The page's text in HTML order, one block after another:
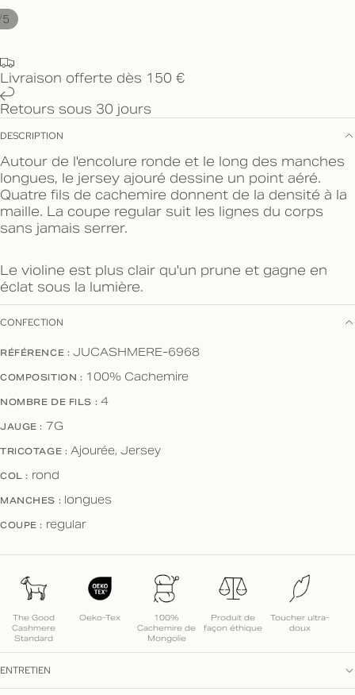
5
Livraison offerte dès 150 €
Retours sous 30 jours
DESCRIPTION
Autour de l'encolure ronde et le long des manches
longues, le jersey ajouré dessine un point aéré.
Quatre fils de cachemire donnent de la densité à la
maille. La coupe regular suit les lignes du corps
sans jamais serrer.
Le violine est plus clair qu'un prune et gagne en
éclat sous la lumière.
CONFECTION
RÉFÉRENCE : JUCASHMERE-6968
COMPOSITION : 100% Cachemire
NOMBRE DE FILS : 4
JAUGE : 7G
TRICOTAGE : Ajourée, Jersey
COL : rond
MANCHES : longues
COUPE : regular
The Good
Cashmere
Standard
Oeko-Tex
100%
Cachemire de
Mongolie
Produit de
façon éthique
Toucher ultra-
doux
ENTRETIEN